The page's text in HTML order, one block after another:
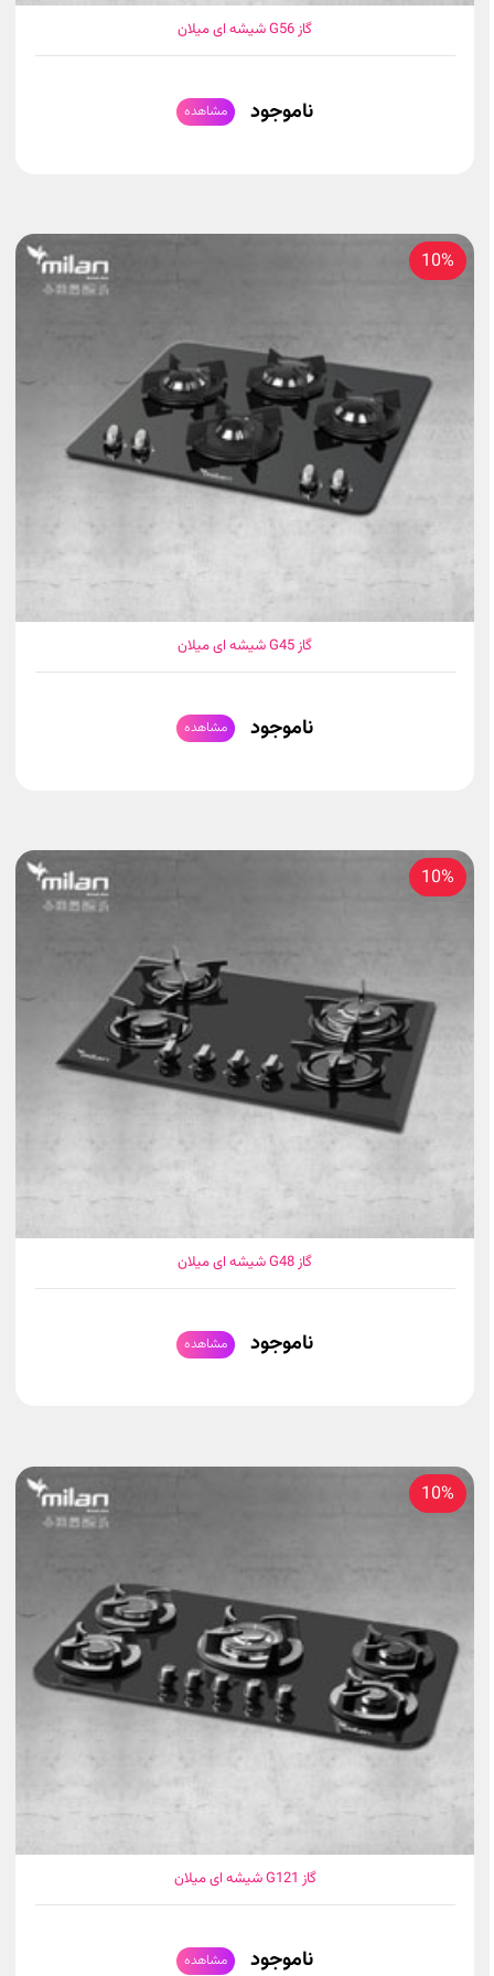
گاز G56 شیشه ای میلان
ناموجود مشاهده
10%
گاز G45 شیشه ای میلان
ناموجود مشاهده
10%
گاز G48 شیشه ای میلان
ناموجود مشاهده
10%
گاز G121 شیشه ای میلان
ناموجود مشاهده